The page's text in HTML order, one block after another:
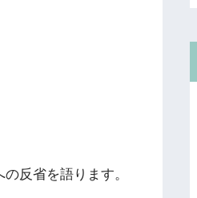
反省を語ります。